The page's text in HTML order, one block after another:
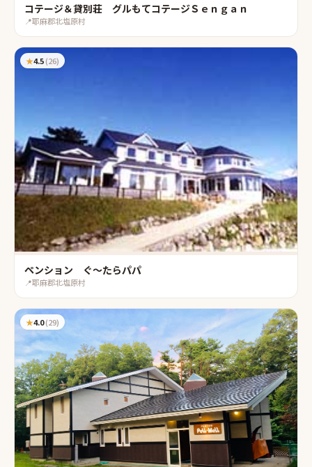
コテージ＆貸別荘 グルもてコテージＳｅｎｇａｎ
📍耶麻郡北塩原村
★4.5(26)
ペンション ぐ〜たらパパ
📍耶麻郡北塩原村
★4.0(29)